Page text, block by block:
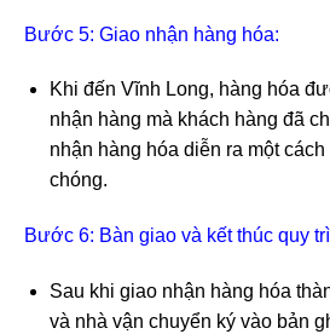
Bước 5: Giao nhận hàng hóa:
Khi đến Vĩnh Long, hàng hóa
nhận hàng mà khách hàng đã
nhận hàng hóa diễn ra một
chóng.
Bước 6: Bàn giao và kết thúc quy
Sau khi giao nhận hàng hóa
và nhà vận chuyển ký vào bản